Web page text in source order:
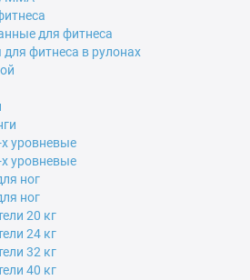
для фитнеса
фитнеса в рулонах
уровневые
уровневые
ног
ног
20 кг
24 кг
32 кг
40 кг